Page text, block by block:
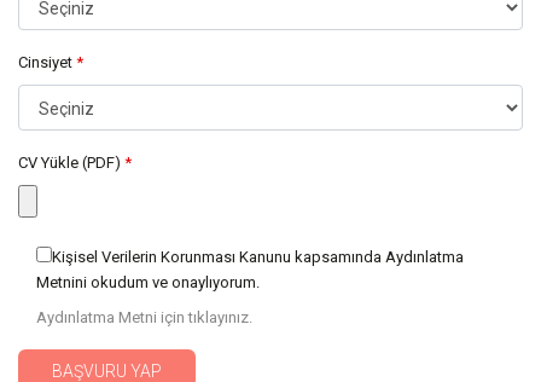
Cinsiyet *
CV Yükle (PDF) *
Kişisel Verilerin Korunması Kanunu kapsamında Aydınlatma
Metnini okudum ve onaylıyorum.
Aydınlatma Metni için tıklayınız.
BAŞVURU YAP